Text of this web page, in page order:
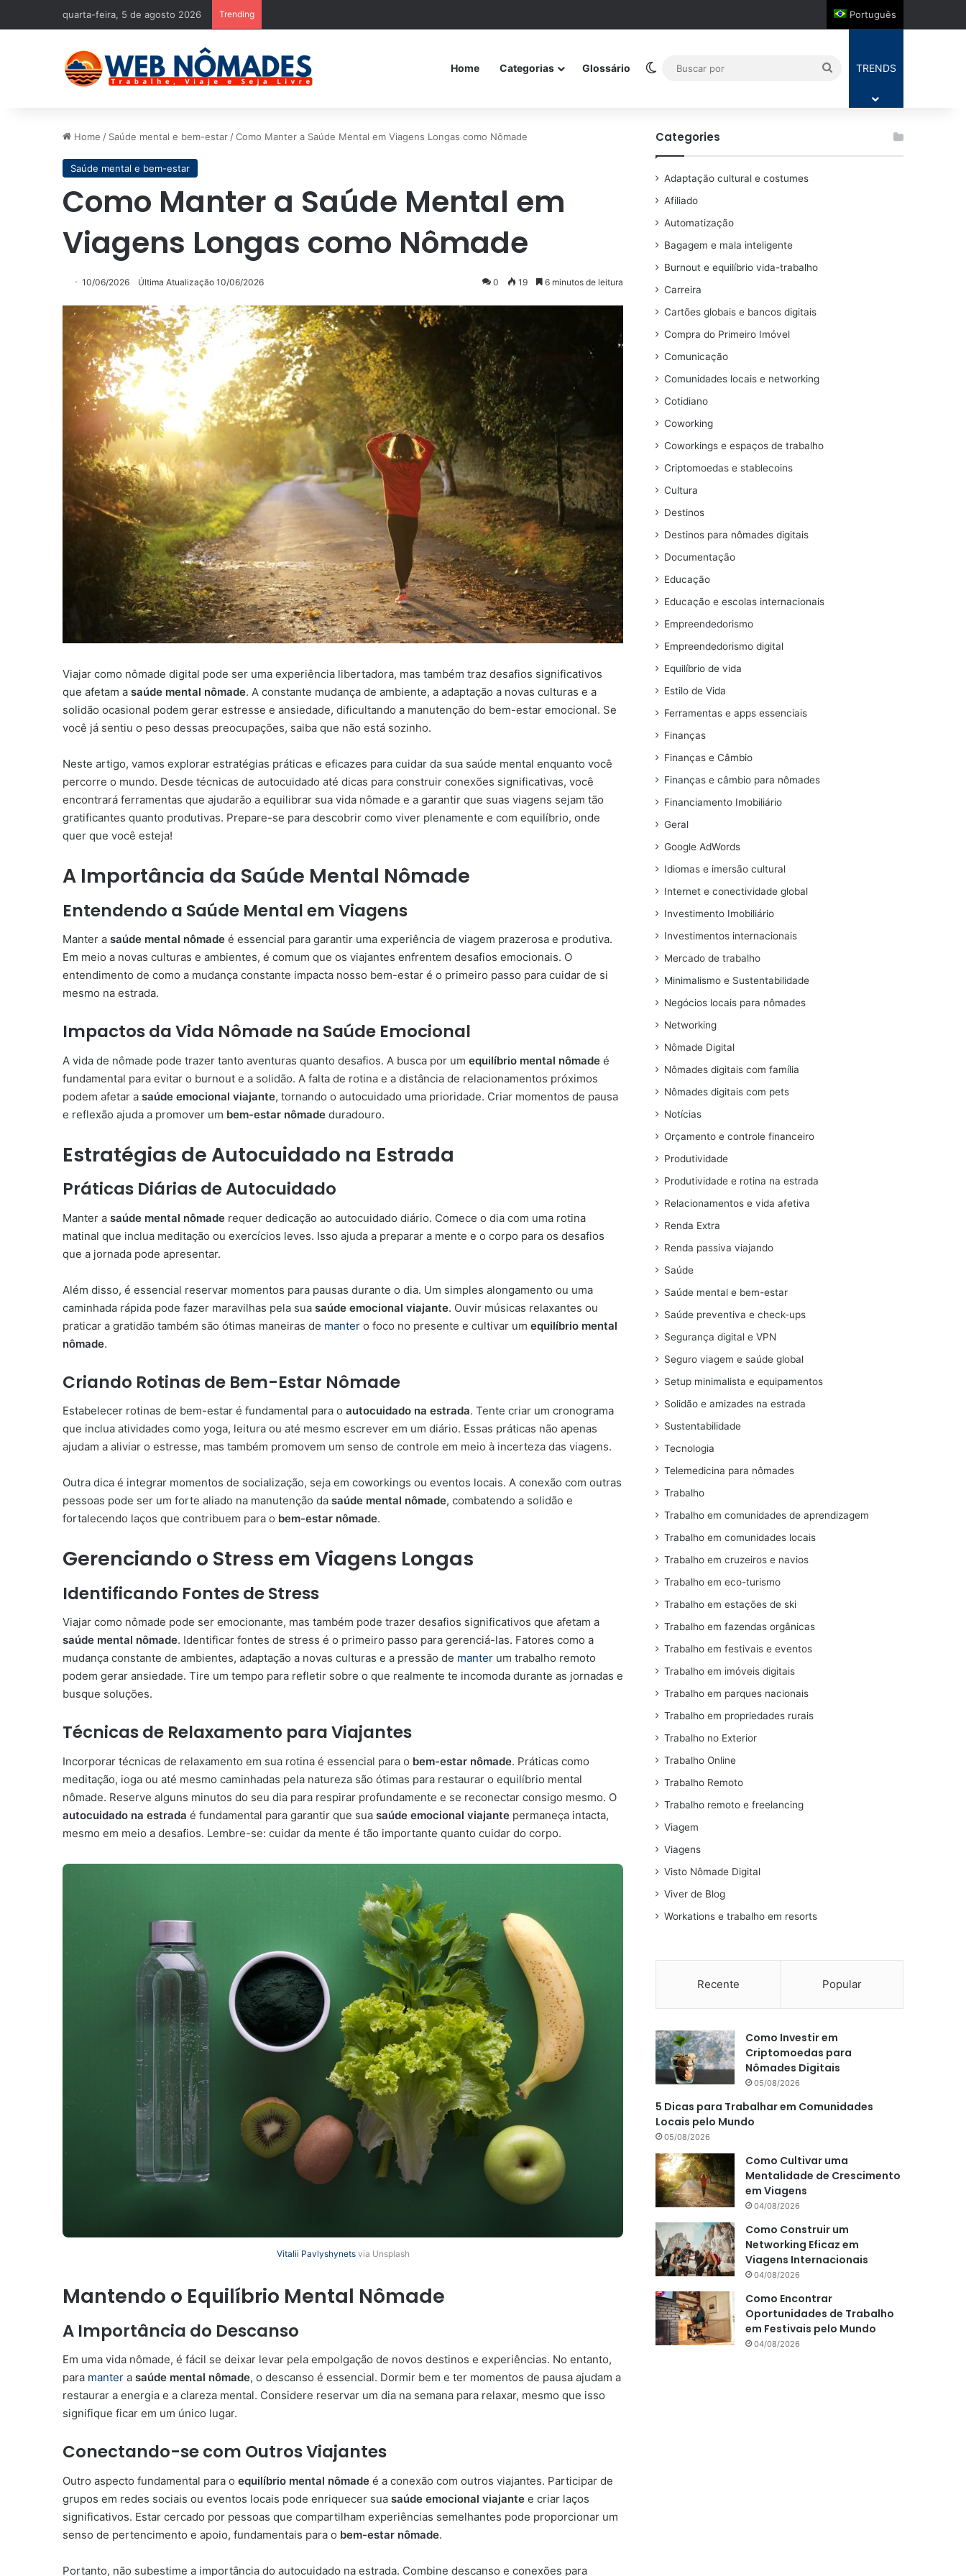
quarta-feira, 5 de agosto 2026 Trending Português
Home Categorias Glossário Switch skin
BuscarTRENDS
Home / Saúde mental e bem-estar /Como Manter a Saúde Mental em Viagens Longas como Nômade
Saúde mental e bem-estar
Como Manter a Saúde Mental em
Viagens Longas como Nômade
10/06/2026 Última Atualização 10/06/2026 0 19 6 minutos de leitura
Viajar como nômade digital pode ser uma experiência libertadora, mas também traz desafios significativos
que afetam a saúde mental nômade. A constante mudança de ambiente, a adaptação a novas culturas e a
solidão ocasional podem gerar estresse e ansiedade, dificultando a manutenção do bem-estar emocional. Se
você já sentiu o peso dessas preocupações, saiba que não está sozinho.
Neste artigo, vamos explorar estratégias práticas e eficazes para cuidar da sua saúde mental enquanto você
percorre o mundo. Desde técnicas de autocuidado até dicas para construir conexões significativas, você
encontrará ferramentas que ajudarão a equilibrar sua vida nômade e a garantir que suas viagens sejam tão
gratificantes quanto produtivas. Prepare-se para descobrir como viver plenamente e com equilíbrio, onde
quer que você esteja!
A Importância da Saúde Mental Nômade
Entendendo a Saúde Mental em Viagens
Manter a saúde mental nômade é essencial para garantir uma experiência de viagem prazerosa e produtiva.
Em meio a novas culturas e ambientes, é comum que os viajantes enfrentem desafios emocionais. O
entendimento de como a mudança constante impacta nosso bem-estar é o primeiro passo para cuidar de si
mesmo na estrada.
Impactos da Vida Nômade na Saúde Emocional
A vida de nômade pode trazer tanto aventuras quanto desafios. A busca por um equilíbrio mental nômade é
fundamental para evitar o burnout e a solidão. A falta de rotina e a distância de relacionamentos próximos
podem afetar a saúde emocional viajante, tornando o autocuidado uma prioridade. Criar momentos de pausa
e reflexão ajuda a promover um bem-estar nômade duradouro.
Estratégias de Autocuidado na Estrada
Práticas Diárias de Autocuidado
Manter a saúde mental nômade requer dedicação ao autocuidado diário. Comece o dia com uma rotina
matinal que inclua meditação ou exercícios leves. Isso ajuda a preparar a mente e o corpo para os desafios
que a jornada pode apresentar.
Além disso, é essencial reservar momentos para pausas durante o dia. Um simples alongamento ou uma
caminhada rápida pode fazer maravilhas pela sua saúde emocional viajante. Ouvir músicas relaxantes ou
praticar a gratidão também são ótimas maneiras de manter o foco no presente e cultivar um equilíbrio mental
nômade.
Criando Rotinas de Bem-Estar Nômade
Estabelecer rotinas de bem-estar é fundamental para o autocuidado na estrada. Tente criar um cronograma
que inclua atividades como yoga, leitura ou até mesmo escrever em um diário. Essas práticas não apenas
ajudam a aliviar o estresse, mas também promovem um senso de controle em meio à incerteza das viagens.
Outra dica é integrar momentos de socialização, seja em coworkings ou eventos locais. A conexão com outras
pessoas pode ser um forte aliado na manutenção da saúde mental nômade, combatendo a solidão e
fortalecendo laços que contribuem para o bem-estar nômade.
Gerenciando o Stress em Viagens Longas
Identificando Fontes de Stress
Viajar como nômade pode ser emocionante, mas também pode trazer desafios significativos que afetam a
saúde mental nômade. Identificar fontes de stress é o primeiro passo para gerenciá-las. Fatores como a
mudança constante de ambientes, adaptação a novas culturas e a pressão de manter um trabalho remoto
podem gerar ansiedade. Tire um tempo para refletir sobre o que realmente te incomoda durante as jornadas e
busque soluções.
Técnicas de Relaxamento para Viajantes
Incorporar técnicas de relaxamento em sua rotina é essencial para o bem-estar nômade. Práticas como
meditação, ioga ou até mesmo caminhadas pela natureza são ótimas para restaurar o equilíbrio mental
nômade. Reserve alguns minutos do seu dia para respirar profundamente e se reconectar consigo mesmo. O
autocuidado na estrada é fundamental para garantir que sua saúde emocional viajante permaneça intacta,
mesmo em meio a desafios. Lembre-se: cuidar da mente é tão importante quanto cuidar do corpo.
Vitalii Pavlyshynetsvia Unsplash
Mantendo o Equilíbrio Mental Nômade
A Importância do Descanso
Em uma vida nômade, é fácil se deixar levar pela empolgação de novos destinos e experiências. No entanto,
para manter a saúde mental nômade, o descanso é essencial. Dormir bem e ter momentos de pausa ajudam a
restaurar a energia e a clareza mental. Considere reservar um dia na semana para relaxar, mesmo que isso
signifique ficar em um único lugar.
Conectando-se com Outros Viajantes
Outro aspecto fundamental para o equilíbrio mental nômade é a conexão com outros viajantes. Participar de
grupos em redes sociais ou eventos locais pode enriquecer sua saúde emocional viajante e criar laços
significativos. Estar cercado por pessoas que compartilham experiências semelhantes pode proporcionar um
senso de pertencimento e apoio, fundamentais para o bem-estar nômade.
Portanto, não subestime a importância do autocuidado na estrada. Combine descanso e conexões para
Categories
Adaptação cultural e costumes
Afiliado
Automatização
Bagagem e mala inteligente
Burnout e equilíbrio vida-trabalho
Carreira
Cartões globais e bancos digitais
Compra do Primeiro Imóvel
Comunicação
Comunidades locais e networking
Cotidiano
Coworking
Coworkings e espaços de trabalho
Criptomoedas e stablecoins
Cultura
Destinos
Destinos para nômades digitais
Documentação
Educação
Educação e escolas internacionais
Empreendedorismo
Empreendedorismo digital
Equilíbrio de vida
Estilo de Vida
Ferramentas e apps essenciais
Finanças
Finanças e Câmbio
Finanças e câmbio para nômades
Financiamento Imobiliário
Geral
Google AdWords
Idiomas e imersão cultural
Internet e conectividade global
Investimento Imobiliário
Investimentos internacionais
Mercado de trabalho
Minimalismo e Sustentabilidade
Negócios locais para nômades
Networking
Nômade Digital
Nômades digitais com família
Nômades digitais com pets
Notícias
Orçamento e controle financeiro
Produtividade
Produtividade e rotina na estrada
Relacionamentos e vida afetiva
Renda Extra
Renda passiva viajando
Saúde
Saúde mental e bem-estar
Saúde preventiva e check-ups
Segurança digital e VPN
Seguro viagem e saúde global
Setup minimalista e equipamentos
Solidão e amizades na estrada
Sustentabilidade
Tecnologia
Telemedicina para nômades
Trabalho
Trabalho em comunidades de aprendizagem
Trabalho em comunidades locais
Trabalho em cruzeiros e navios
Trabalho em eco-turismo
Trabalho em estações de ski
Trabalho em fazendas orgânicas
Trabalho em festivais e eventos
Trabalho em imóveis digitais
Trabalho em parques nacionais
Trabalho em propriedades rurais
Trabalho no Exterior
Trabalho Online
Trabalho Remoto
Trabalho remoto e freelancing
Viagem
Viagens
Visto Nômade Digital
Viver de Blog
Workations e trabalho em resorts
Recente Popular
Como Investir em
Criptomoedas para
Nômades Digitais
05/08/2026
5 Dicas para Trabalhar em Comunidades
Locais pelo Mundo
05/08/2026
Como Cultivar uma
Mentalidade de Crescimento
em Viagens
04/08/2026
Como Construir um
Networking Eficaz em
Viagens Internacionais
04/08/2026
Como Encontrar
Oportunidades de Trabalho
em Festivais pelo Mundo
04/08/2026